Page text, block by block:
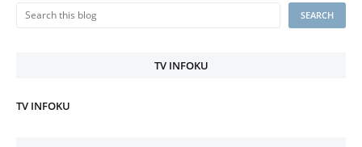
TV INFOKU
TV INFOKU